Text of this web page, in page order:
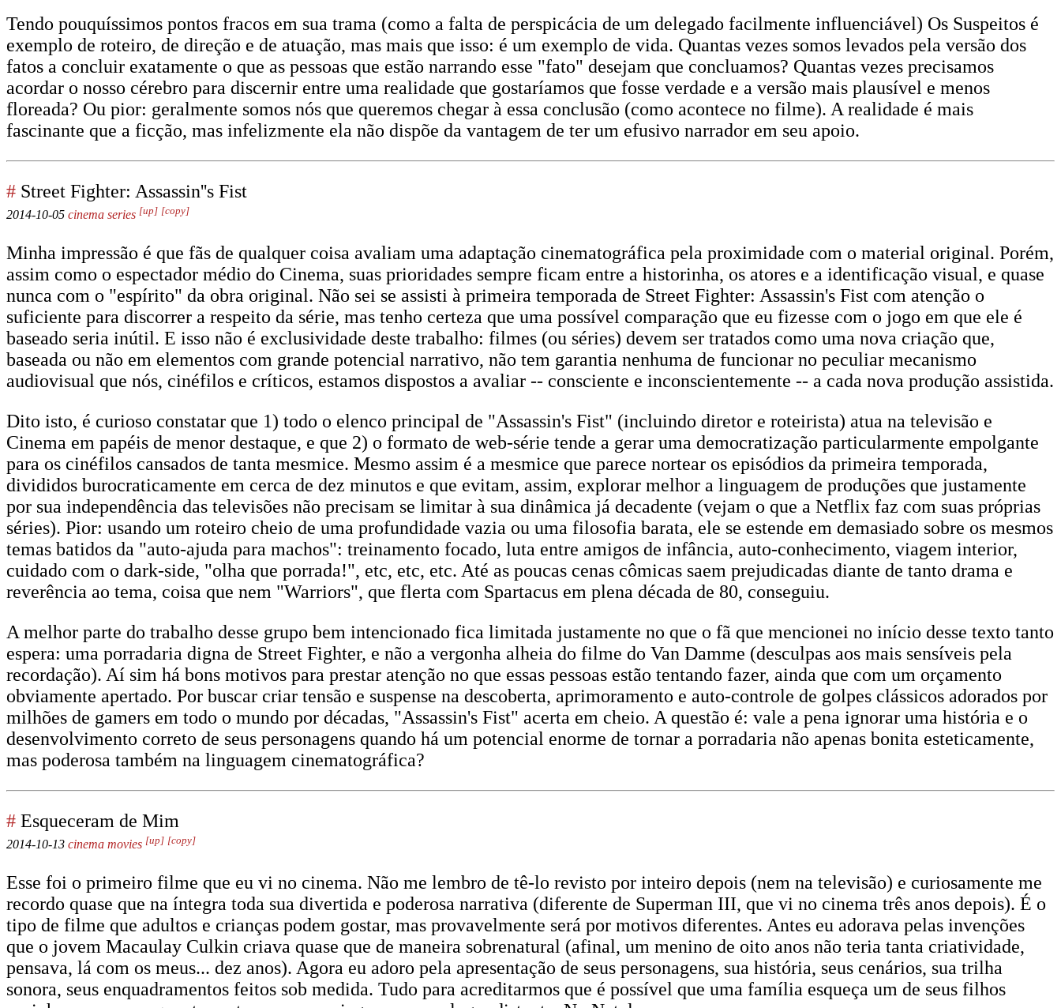
Tendo pouquíssimos pontos fracos em sua trama (como a falta de perspicácia de um delegado facilmente influenciável) Os Suspeitos é
exemplo de roteiro, de direção e de atuação, mas mais que isso: é um exemplo de vida. Quantas vezes somos levados pela versão dos
fatos a concluir exatamente o que as pessoas que estão narrando esse "fato" desejam que concluamos? Quantas vezes precisamos
acordar o nosso cérebro para discernir entre uma realidade que gostaríamos que fosse verdade e a versão mais plausível e menos
floreada? Ou pior: geralmente somos nós que queremos chegar à essa conclusão (como acontece no filme). A realidade é mais
fascinante que a ficção, mas infelizmente ela não dispõe da vantagem de ter um efusivo narrador em seu apoio.
# Street Fighter: Assassin''s Fist
2014-10-05 cinema series [up] [copy]
Minha impressão é que fãs de qualquer coisa avaliam uma adaptação cinematográfica pela proximidade com o material original. Porém,
assim como o espectador médio do Cinema, suas prioridades sempre ficam entre a historinha, os atores e a identificação visual, e quase
nunca com o "espírito" da obra original. Não sei se assisti à primeira temporada de Street Fighter: Assassin's Fist com atenção o
suficiente para discorrer a respeito da série, mas tenho certeza que uma possível comparação que eu fizesse com o jogo em que ele é
baseado seria inútil. E isso não é exclusividade deste trabalho: filmes (ou séries) devem ser tratados como uma nova criação que,
baseada ou não em elementos com grande potencial narrativo, não tem garantia nenhuma de funcionar no peculiar mecanismo
audiovisual que nós, cinéfilos e críticos, estamos dispostos a avaliar -- consciente e inconscientemente -- a cada nova produção assistida.
Dito isto, é curioso constatar que 1) todo o elenco principal de "Assassin's Fist" (incluindo diretor e roteirista) atua na televisão e
Cinema em papéis de menor destaque, e que 2) o formato de web-série tende a gerar uma democratização particularmente empolgante
para os cinéfilos cansados de tanta mesmice. Mesmo assim é a mesmice que parece nortear os episódios da primeira temporada,
divididos burocraticamente em cerca de dez minutos e que evitam, assim, explorar melhor a linguagem de produções que justamente
por sua independência das televisões não precisam se limitar à sua dinâmica já decadente (vejam o que a Netflix faz com suas próprias
séries). Pior: usando um roteiro cheio de uma profundidade vazia ou uma filosofia barata, ele se estende em demasiado sobre os mesmos
temas batidos da "auto-ajuda para machos": treinamento focado, luta entre amigos de infância, auto-conhecimento, viagem interior,
cuidado com o dark-side, "olha que porrada!", etc, etc, etc. Até as poucas cenas cômicas saem prejudicadas diante de tanto drama e
reverência ao tema, coisa que nem "Warriors", que flerta com Spartacus em plena década de 80, conseguiu.
A melhor parte do trabalho desse grupo bem intencionado fica limitada justamente no que o fã que mencionei no início desse texto tanto
espera: uma porradaria digna de Street Fighter, e não a vergonha alheia do filme do Van Damme (desculpas aos mais sensíveis pela
recordação). Aí sim há bons motivos para prestar atenção no que essas pessoas estão tentando fazer, ainda que com um orçamento
obviamente apertado. Por buscar criar tensão e suspense na descoberta, aprimoramento e auto-controle de golpes clássicos adorados por
milhões de gamers em todo o mundo por décadas, "Assassin's Fist" acerta em cheio. A questão é: vale a pena ignorar uma história e o
desenvolvimento correto de seus personagens quando há um potencial enorme de tornar a porradaria não apenas bonita esteticamente,
mas poderosa também na linguagem cinematográfica?
# Esqueceram de Mim
2014-10-13 cinema movies [up] [copy]
Esse foi o primeiro filme que eu vi no cinema. Não me lembro de tê-lo revisto por inteiro depois (nem na televisão) e curiosamente me
recordo quase que na íntegra toda sua divertida e poderosa narrativa (diferente de Superman III, que vi no cinema três anos depois). É o
tipo de filme que adultos e crianças podem gostar, mas provavelmente será por motivos diferentes. Antes eu adorava pelas invenções
que o jovem Macaulay Culkin criava quase que de maneira sobrenatural (afinal, um menino de oito anos não teria tanta criatividade,
pensava, lá com os meus... dez anos). Agora eu adoro pela apresentação de seus personagens, sua história, seus cenários, sua trilha
sonora, seus enquadramentos feitos sob medida. Tudo para acreditarmos que é possível que uma família esqueça um de seus filhos